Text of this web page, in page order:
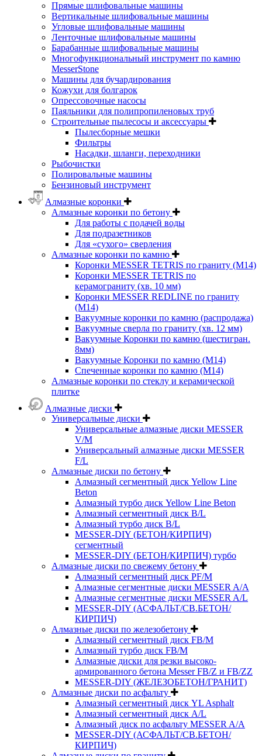
Прямые шлифовальные машины
Вертикальные шлифовальные машины
Угловые шлифовальные машины
Ленточные шлифовальные машины
Барабанные шлифовальные машины
Многофункциональный инструмент по камню
MesserStone
Машины для бучардирования
Кожухи для болгарок
Опрессовочные насосы
Паяльники для полипропиленовых труб
Строительные пылесосы и аксессуары
Пылесборные мешки
Фильтры
Насадки, шланги, переходники
Рыбочистки
Полировальные машины
Бензиновый инструмент
Алмазные коронки
Алмазные коронки по бетону
Для работы с подачей воды
Для подразетников
Для «сухого» сверления
Алмазные коронки по камню
Коронки MESSER TETRIS по граниту (М14)
Коронки MESSER TETRIS по
керамограниту (хв. 10 мм)
Коронки MESSER REDLINE по граниту
(М14)
Вакуумные коронки по камню (распродажа)
Вакуумные сверла по граниту (хв. 12 мм)
Вакуумные Коронки по камню (шестигран.
8мм)
Вакуумные Коронки по камню (M14)
Спеченные коронки по камню (M14)
Алмазные коронки по стеклу и керамической
плитке
Алмазные диски
Универсальные диски
Универсальные алмазные диски MESSER
V/M
Универсальный алмазные диски MESSER
F/L
Алмазные диски по бетону
Алмазный сегментный диск Yellow Line
Beton
Алмазный турбо диск Yellow Line Beton
Алмазный сегментный диск B/L
Алмазный турбо диск B/L
MESSER-DIY (БЕТОН/КИРПИЧ)
сегментный
MESSER-DIY (БЕТОН/КИРПИЧ) турбо
Алмазные диски по свежему бетону
Алмазный сегментный диск PF/M
Алмазные сегментные диски MESSER A/A
Алмазные сегментные диски MESSER A/L
MESSER-DIY (АСФАЛЬТ/СВ.БЕТОН/
КИРПИЧ)
Алмазные диски по железобетону
Алмазный сегментный диск FB/M
Алмазный турбо диск FB/M
Алмазные диски для резки высоко-
армированного бетона Messer FB/Z и FB/ZZ
MESSER-DIY (ЖЕЛЕЗОБЕТОН/ГРАНИТ)
Алмазные диски по асфальту
Алмазный сегментный диск YL Asphalt
Алмазный сегментный диск A/L
Алмазный диск по асфальту MESSER A/A
MESSER-DIY (АСФАЛЬТ/СВ.БЕТОН/
КИРПИЧ)